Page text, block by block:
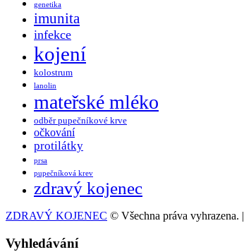
genetika
imunita
infekce
kojení
kolostrum
lanolin
mateřské mléko
odběr pupečníkové krve
očkování
protilátky
prsa
pupečníková krev
zdravý kojenec
ZDRAVÝ KOJENEC © Všechna práva vyhrazena. |
Vyhledávání